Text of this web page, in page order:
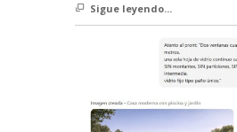
Sigue leyendo...